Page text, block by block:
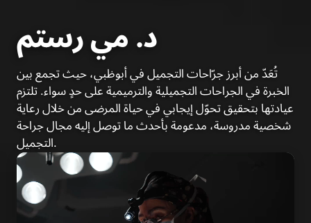
د. مي رستم
تُعَدّ من أبرز جرّاحات التجميل في أبوظبي، حيث تجمع بين
الخبرة في الجراحات التجميلية والترميمية على حدٍ سواء. تلتزم
عيادتها بتحقيق تحوّل إيجابي في حياة المرضى من خلال رعاية
شخصية مدروسة، مدعومة بأحدث ما توصل إليه مجال جراحة
التجميل.